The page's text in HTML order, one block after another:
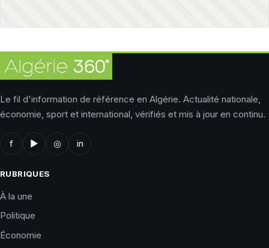
Le fil d'information de référence en Algérie. Actualité nationale,
économie, sport et international, vérifiés et mis à jour en continu.
f ▶ ◎ in
RUBRIQUES
À la une
Politique
Économie